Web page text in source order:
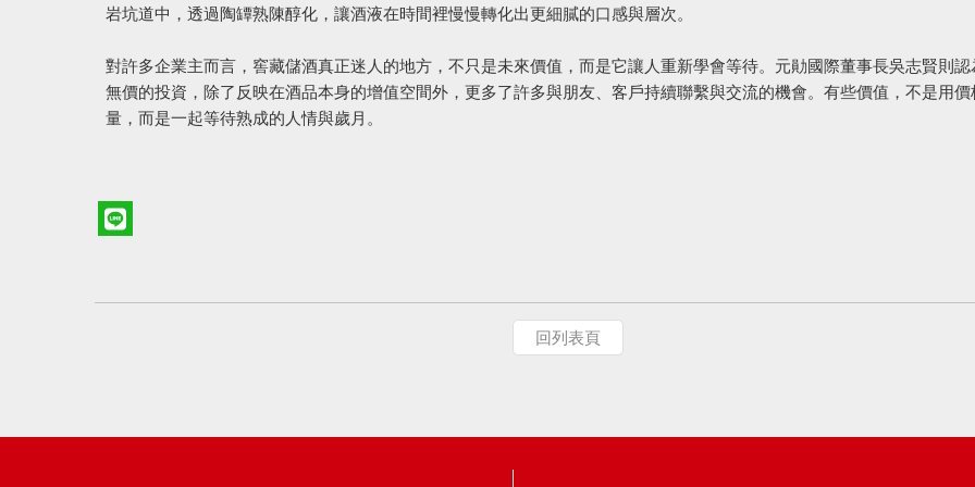
岩坑道中，透過陶罈熟陳醇化，讓酒液在時間裡慢慢轉化出更細膩的口感與層次。
對許多企業主而言，窖藏儲酒真正迷人的地方，不只是未來價值，而是它讓人重新學會等待。元勛國際董事長吳志賢則認
無價的投資，除了反映在酒品本身的增值空間外，更多了許多與朋友、客戶持續聯繫與交流的機會。有些價值，不是用價
量，而是一起等待熟成的人情與歲月。
回列表頁